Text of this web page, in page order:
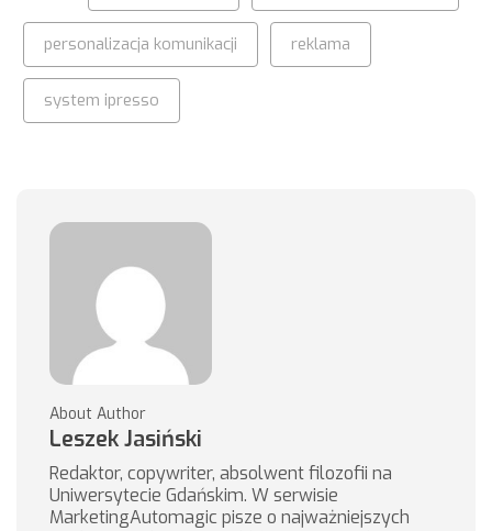
personalizacja komunikacji reklama
system ipresso
About Author
Leszek Jasiński
Redaktor, copywriter, absolwent filozofii na
Uniwersytecie Gdańskim. W serwisie
MarketingAutomagic pisze o najważniejszych